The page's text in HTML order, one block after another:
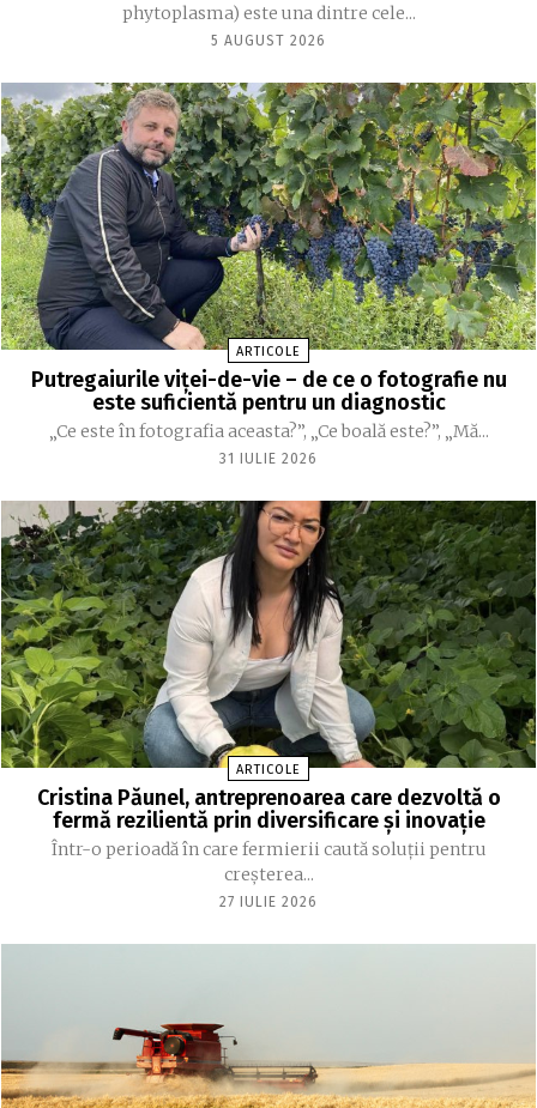
phytoplasma) este una dintre cele...
5 AUGUST 2026
ARTICOLE
Putregaiurile viței-de-vie – de ce o fotografie nu
este suficientă pentru un diagnostic
„Ce este în fotografia aceasta?”, „Ce boală este?”, „Mă...
31 IULIE 2026
ARTICOLE
Cristina Păunel, antreprenoarea care dezvoltă o
fermă rezilientă prin diversificare și inovație
Într-o perioadă în care fermierii caută soluții pentru
creșterea...
27 IULIE 2026